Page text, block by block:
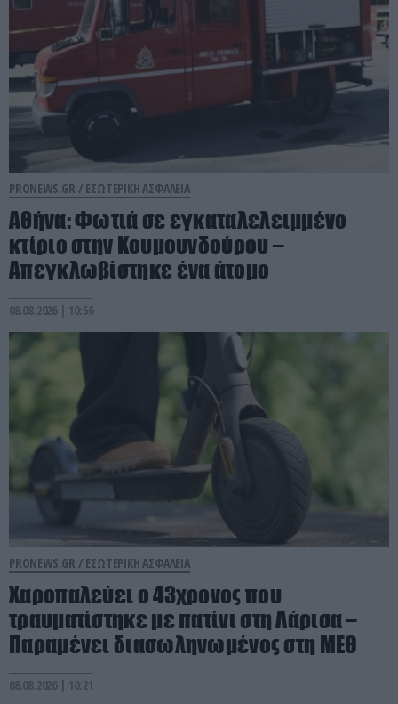
PRONEWS.GR / ΕΣΩΤΕΡΙΚΗ ΑΣΦΑΛΕΙΑ
Αθήνα: Φωτιά σε εγκαταλελειμμένο
κτίριο στην Κουμουνδούρου –
Απεγκλωβίστηκε ένα άτομο
08.08.2026 | 10:56
PRONEWS.GR / ΕΣΩΤΕΡΙΚΗ ΑΣΦΑΛΕΙΑ
Χαροπαλεύει ο 43χρονος που
τραυματίστηκε με πατίνι στη Λάρισα –
Παραμένει διασωληνωμένος στη ΜΕΘ
08.08.2026 | 10:21